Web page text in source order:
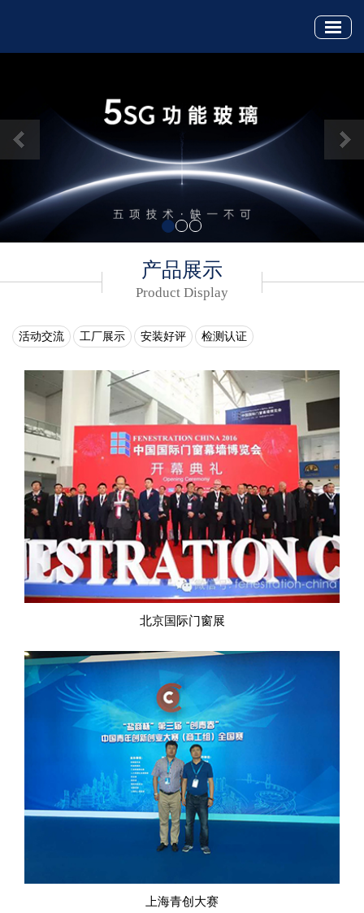
产品展示
Product Display
活动交流 工厂展示 安装好评 检测认证
北京国际门窗展
上海青创大赛